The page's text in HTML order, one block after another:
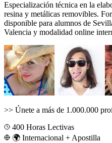
Especialización técnica en la
resina y metálicas removibles.
disponible para alumnos de
Valencia y modalidad online
>> Únete a más de 1.000.000
400 Horas Lectivas
🌍 Internacional + Apostilla